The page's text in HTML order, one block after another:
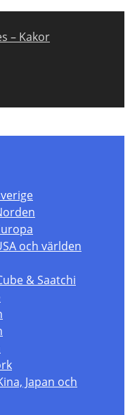
– Kakor
och världen
& Saatchi
Japan och